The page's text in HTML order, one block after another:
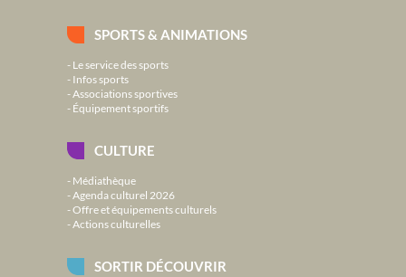
SPORTS & ANIMATIONS
Le service des sports
Infos sports
Associations sportives
Équipement sportifs
CULTURE
Médiathèque
Agenda culturel 2026
Offre et équipements culturels
Actions culturelles
SORTIR DÉCOUVRIR